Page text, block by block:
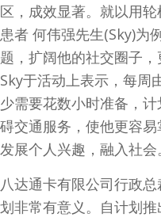
区，成效显著。就以用
患者 何伟强先生(Sky)为
题，扩阔他的社交圈子，
Sky于活动上表示，每周
少需要花数小时准备，
碍交通服务，使他更容
发展个人兴趣，融入社会。
八达通卡有限公司行政
划非常有意义。自计划